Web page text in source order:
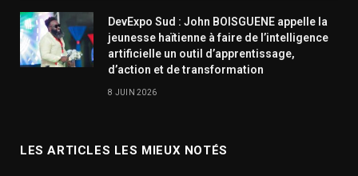
DevExpo Sud : John BOISGUENE appelle la
jeunesse haïtienne à faire de l’intelligence
artificielle un outil d’apprentissage,
d’action et de transformation
8 JUIN 2026
LES ARTICLES LES MIEUX NOTÉS